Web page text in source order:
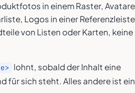
in einem Raster, Avatare
Logos in einer Referenzleiste
von Listen oder Karten, keine
lohnt, sobald der Inhalt eine
für sich steht. Alles andere ist ein